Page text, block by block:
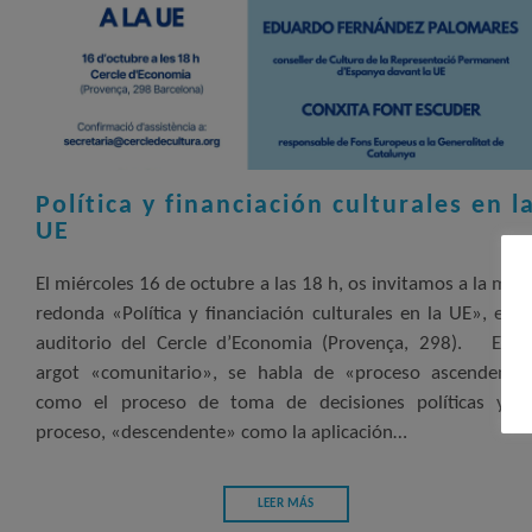
Política y financiación culturales en la
UE
El miércoles 16 de octubre a las 18 h, os invitamos a la mesa
redonda «Política y financiación culturales en la UE», en el
auditorio del Cercle d’Economia (Provença, 298). En el
argot «comunitario», se habla de «proceso ascendente»
como el proceso de toma de decisiones políticas y, el
proceso, «descendente» como la aplicación…
LEER MÁS